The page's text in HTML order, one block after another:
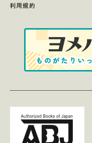
利用規約